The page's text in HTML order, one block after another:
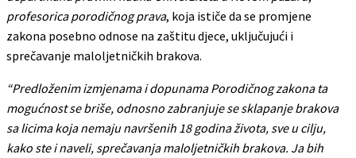
profesorica porodičnog prava, koja ističe da se promjene
zakona posebno odnose na zaštitu djece, uključujući i
sprečavanje maloljetničkih brakova.
“Predloženim izmjenama i dopunama Porodičnog zakona ta
mogućnost se briše, odnosno zabranjuje se sklapanje brakova
sa licima koja nemaju navršenih 18 godina života, sve u cilju,
kako ste i naveli, sprečavanja maloljetničkih brakova. Ja bih